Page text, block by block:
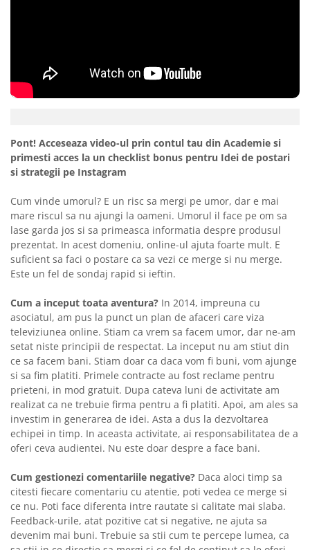
Pont! Acceseaza video-ul prin contul tau din Academie si
primesti acces la un checklist bonus pentru Idei de postari
si strategii pe Instagram
Cum vinde umorul? E un risc sa mergi pe umor, dar e mai
mare riscul sa nu ajungi la oameni. Umorul il face pe om sa
lase garda jos si sa primeasca informatia despre produsul
prezentat. In acest domeniu, online-ul ajuta foarte mult. E
suficient sa faci o postare ca sa vezi ce merge si nu merge.
Este un fel de sondaj rapid si ieftin.
Cum a inceput toata aventura? In 2014, impreuna cu
asociatul, am pus la punct un plan de afaceri care viza
televiziunea online. Stiam ca vrem sa facem umor, dar ne-am
setat niste principii de respectat. La inceput nu am stiut din
ce sa facem bani. Stiam doar ca daca vom fi buni, vom ajunge
si sa fim platiti. Primele contracte au fost reclame pentru
prieteni, in mod gratuit. Dupa cateva luni de activitate am
realizat ca ne trebuie firma pentru a fi platiti. Apoi, am ales sa
investim in generarea de idei. Asta a dus la dezvoltarea
echipei in timp. In aceasta activitate, ai responsabilitatea de a
oferi ceva audientei. Nu este doar despre a face bani.
Cum gestionezi comentariile negative? Daca aloci timp sa
citesti fiecare comentariu cu atentie, poti vedea ce merge si
ce nu. Poti face diferenta intre rautate si calitate mai slaba.
Feedback-urile, atat pozitive cat si negative, ne ajuta sa
devenim mai buni. Trebuie sa stii cum te percepe lumea, ca